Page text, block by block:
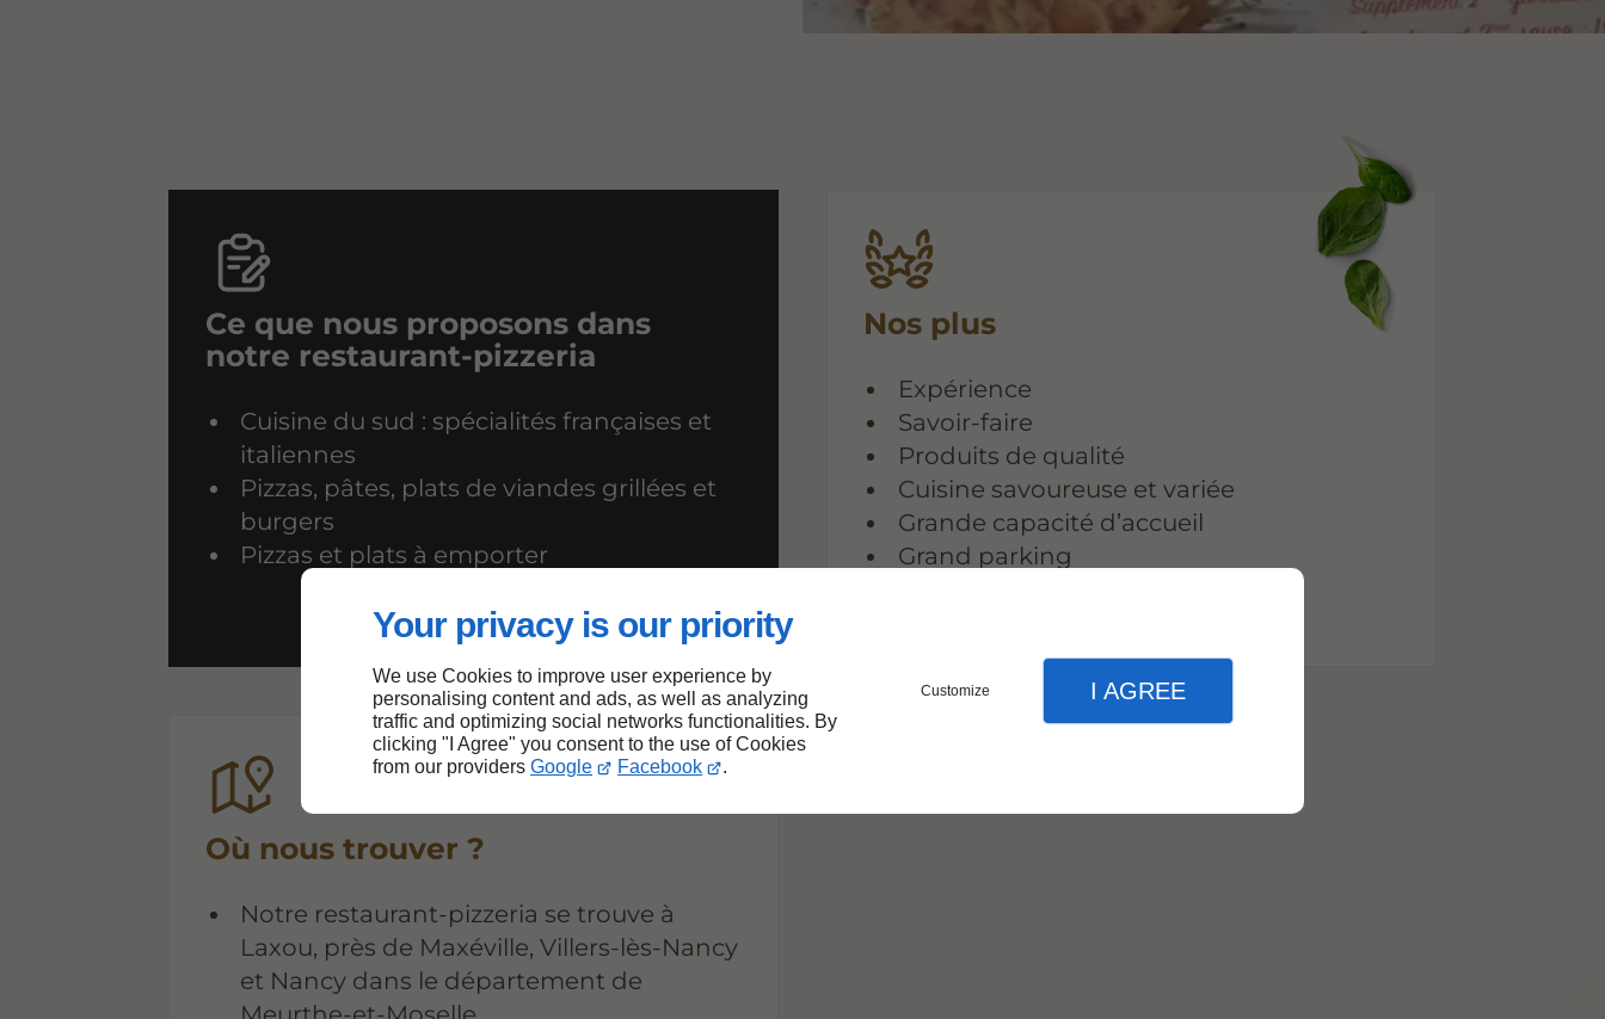
Your privacy is our priority
We use Cookies to improve user experience by
personalising content and ads, as well as analyzing
traffic and optimizing social networks functionalities. By
clicking "I Agree" you consent to the use of Cookies
from our providers Google Facebook .
Customize I AGREE
Ce que nous proposons dans
notre restaurant-pizzeria
Cuisine du sud : spécialités françaises et
italiennes
Pizzas, pâtes, plats de viandes grillées et
burgers
Pizzas et plats à emporter
Nos plus
Expérience
Savoir-faire
Produits de qualité
Cuisine savoureuse et variée
Grande capacité d’accueil
Grand parking
Où nous trouver ?
Notre restaurant-pizzeria se trouve à
Laxou, près de Maxéville, Villers-lès-Nancy
et Nancy dans le département de